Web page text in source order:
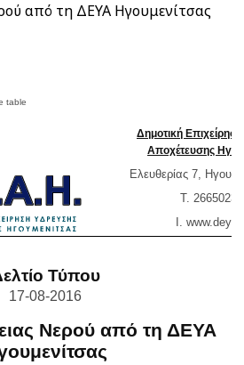
από τη ΔΕΥΑ Ηγουμενίτσας
Δημοτική
Αποχέτευσης
Ελευθερίας 7,
T.
Ι. www.
Τύπου
17-08-2016
Νερού από τη ΔΕΥΑ